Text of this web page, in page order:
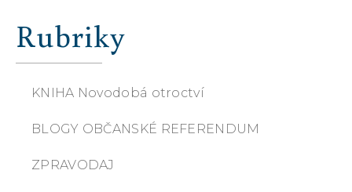
Rubriky
KNIHA Novodobá otroctví
BLOGY OBČANSKÉ REFERENDUM
ZPRAVODAJ